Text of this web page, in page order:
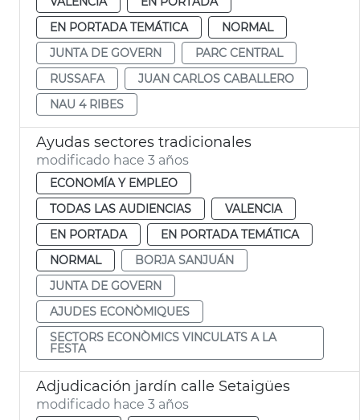
EN PORTADA TEMÁTICA
NORMAL
JUNTA DE GOVERN
PARC CENTRAL
RUSSAFA
JUAN CARLOS CABALLERO
NAU 4 RIBES
Ayudas sectores tradicionales
modificado hace 3 años
ECONOMÍA Y EMPLEO
TODAS LAS AUDIENCIAS
VALENCIA
EN PORTADA
EN PORTADA TEMÁTICA
NORMAL
BORJA SANJUÁN
JUNTA DE GOVERN
AJUDES ECONÒMIQUES
SECTORS ECONÒMICS VINCULATS A LA
FESTA
Adjudicación jardín calle Setaigües
modificado hace 3 años